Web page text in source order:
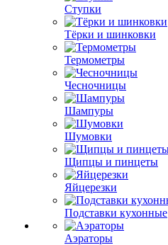
Ступки
Тёрки и шинковки
Термометры
Чесночницы
Шампуры
Шумовки
Щипцы и пинцеты
Яйцерезки
Подставки кухонные
Аэраторы